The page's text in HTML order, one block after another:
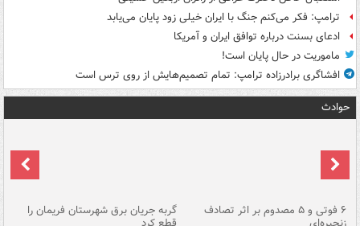
ترامپ: فکر می‌کنم جنگ با ایران خیلی زود پایان می‌یابد
ادعای بسنت درباره توافق ایران و آمریکا
ماموریت در حال پایان است!
افشاگری برادرزاده ترامپ: تمام تصمیم‌هایش از روی ترس است
حوادث
۶ فوتی و ۵ مصدوم بر اثر تصادف گربه جریان برق شهرستان فریمان را